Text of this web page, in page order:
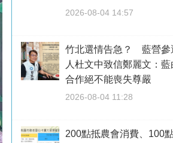
2026-08-04 14:57
竹北選情告急？ 藍營參
人杜文中致信鄭麗文：藍
合作絕不能喪失尊嚴
2026-08-04 11:28
200點抵農會消費、100